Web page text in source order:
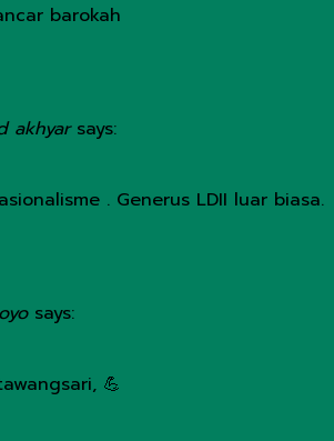
barokah
akhyar says:
. Generus LDII luar biasa.
says:
💪